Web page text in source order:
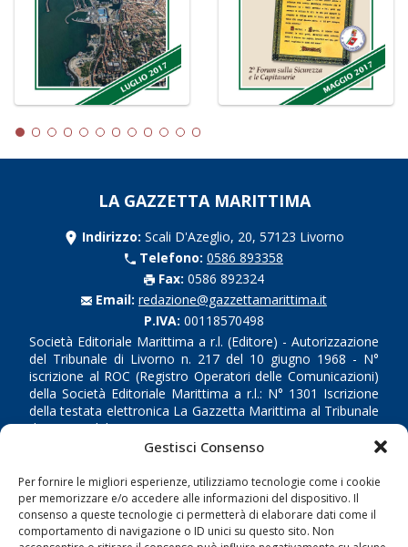
Gestisci Consenso
Per fornire le migliori esperienze, utilizziamo tecnologie come i cookie
per memorizzare e/o accedere alle informazioni del dispositivo. Il
consenso a queste tecnologie ci permetterà di elaborare dati come il
comportamento di navigazione o ID unici su questo sito. Non
LA GAZZETTA MARITTIMA
Indirizzo: Scali D'Azeglio, 20, 57123 Livorno
Telefono: 0586 893358
Fax: 0586 892324
Email: redazione@gazzettamarittima.it
P.IVA: 00118570498
Società Editoriale Marittima a r.l. (Editore) - Autorizzazione
del Tribunale di Livorno n. 217 del 10 giugno 1968 - N°
iscrizione al ROC (Registro Operatori delle Comunicazioni)
della Società Editoriale Marittima a r.l.: N° 1301 Iscrizione
della testata elettronica La Gazzetta Marittima al Tribunale
di Livorno del 15/09/2010.
Shipping
Porti/Interporti